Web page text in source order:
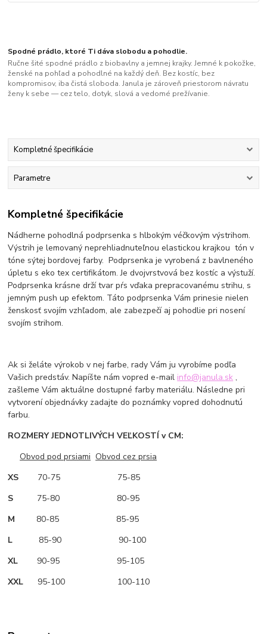
Spodné prádlo, ktoré Ti dáva slobodu a pohodlie.
Ručne šité spodné prádlo z biobavlny a jemnej krajky. Jemné k pokožke,
ženské na pohľad a pohodlné na každý deň. Bez kostíc, bez
kompromisov, iba čistá sloboda. Janula je zároveň priestorom návratu
ženy k sebe — cez telo, dotyk, slová a vedomé prežívanie.
Kompletné špecifikácie
Parametre
Kompletné špecifikácie
Nádherne pohodlná podprsenka s hlbokým véčkovým výstrihom.
Výstrih je lemovaný neprehliadnuteľnou elastickou krajkou tón v
tóne sýtej bordovej farby. Podprsenka je vyrobená z bavlneného
úpletu s eko tex certifikátom. Je dvojvrstvová bez kostíc a výstuží.
Podprsenka krásne drží tvar pŕs vďaka prepracovanému strihu, s
jemným push up efektom. Táto podprsenka Vám prinesie nielen
ženskosť svojím vzhľadom, ale zabezpečí aj pohodlie pri nosení
svojím strihom.
Ak si želáte výrokob v nej farbe, rady Vám ju vyrobíme podľa
Vašich predstáv. Napíšte nám vopred e-mail info@janula.sk ,
zašleme Vám aktuálne dostupné farby materiálu. Následne pri
vytvorení objednávky zadajte do poznámky vopred dohodnutú
farbu.
ROZMERY JEDNOTLIVÝCH VEĽKOSTÍ v CM:
Obvod pod prsiami Obvod cez prsia
XS 70-75 75-85
S 75-80 80-95
M 80-85 85-95
L 85-90 90-100
XL 90-95 95-105
XXL 95-100 100-110